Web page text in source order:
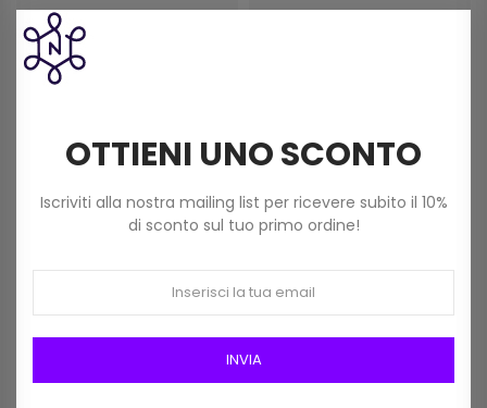
Borsa Shopper Juta W412
Cm 26 X 22 X 14 Colore
OTTIENI UNO SCONTO
Iscriviti alla nostra mailing list per ricevere subito il 10%
di sconto sul tuo primo ordine!
INVIA